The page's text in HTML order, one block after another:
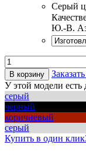
Серый
Ю.-В.
В корзину
У этой модели есть
серый
черный
коричневый
серый
Купить в один клик